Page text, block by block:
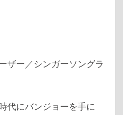
ザー／シンガーソングラ
代にバンジョーを手に